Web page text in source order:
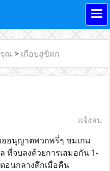
รุณ > เกือบสู่ขิตก
แจ้งลบ
อนุญาตพวกพรี่ๆ ชมเกม
ที่จบลงด้วยการเสมอกัน 1-
อนกลางดึกเมื่อคืน